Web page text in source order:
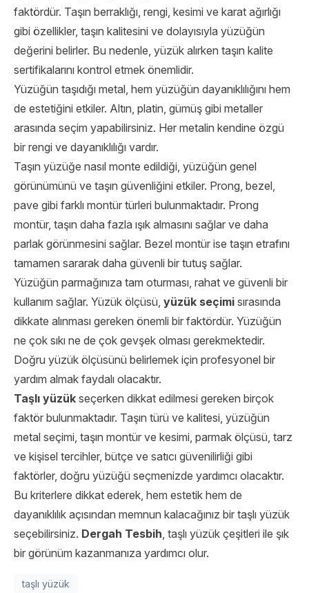
faktördür. Taşın berraklığı, rengi, kesimi ve karat ağırlığı
gibi özellikler, taşın kalitesini ve dolayısıyla yüzüğün
değerini belirler. Bu nedenle, yüzük alırken taşın kalite
sertifikalarını kontrol etmek önemlidir.
Yüzüğün taşıdığı metal, hem yüzüğün dayanıklılığını hem
de estetiğini etkiler. Altın, platin, gümüş gibi metaller
arasında seçim yapabilirsiniz. Her metalin kendine özgü
bir rengi ve dayanıklılığı vardır.
Taşın yüzüğe nasıl monte edildiği, yüzüğün genel
görünümünü ve taşın güvenliğini etkiler. Prong, bezel,
pave gibi farklı montür türleri bulunmaktadır. Prong
montür, taşın daha fazla ışık almasını sağlar ve daha
parlak görünmesini sağlar. Bezel montür ise taşın etrafını
tamamen sararak daha güvenli bir tutuş sağlar.
Yüzüğün parmağınıza tam oturması, rahat ve güvenli bir
kullanım sağlar. Yüzük ölçüsü, yüzük seçimi sırasında
dikkate alınması gereken önemli bir faktördür. Yüzüğün
ne çok sıkı ne de çok gevşek olması gerekmektedir.
Doğru yüzük ölçüsünü belirlemek için profesyonel bir
yardım almak faydalı olacaktır.
Taşlı yüzük seçerken dikkat edilmesi gereken birçok
faktör bulunmaktadır. Taşın türü ve kalitesi, yüzüğün
metal seçimi, taşın montür ve kesimi, parmak ölçüsü, tarz
ve kişisel tercihler, bütçe ve satıcı güvenilirliği gibi
faktörler, doğru yüzüğü seçmenizde yardımcı olacaktır.
Bu kriterlere dikkat ederek, hem estetik hem de
dayanıklılık açısından memnun kalacağınız bir taşlı yüzük
seçebilirsiniz. Dergah Tesbih, taşlı yüzük çeşitleri ile şık
bir görünüm kazanmanıza yardımcı olur.
taşlı yüzük